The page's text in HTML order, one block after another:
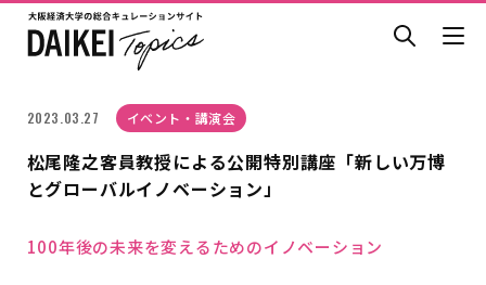
2023.03.27 イベント・講演会
松尾隆之客員教授による公開特別講座「新しい万博
とグローバルイノベーション」
100年後の未来を変えるためのイノベーション